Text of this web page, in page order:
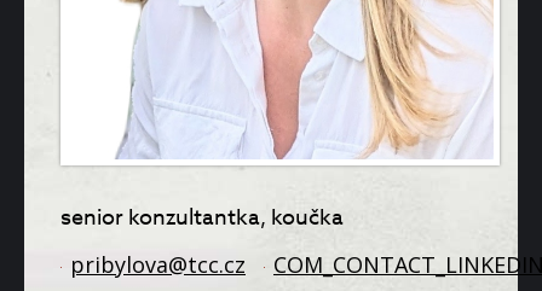
senior konzultantka, koučka
pribylova@tcc.cz